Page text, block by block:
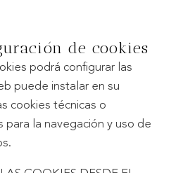
de cookies
podrá configurar las
puede instalar en su
cookies técnicas o
para la navegación y uso de